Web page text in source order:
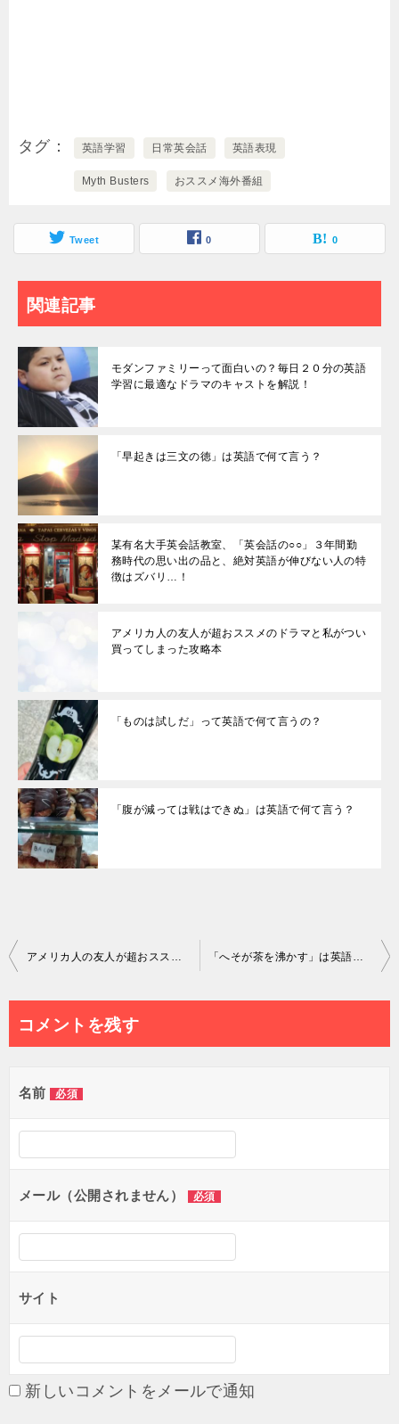
タグ 英語学習 日常英会話 英語表現
Myth Busters おススメ海外番組
Tweet 0 0
関連記事
モダンファミリーって面白いの？毎日２０分の英語
学習に最適なドラマのキャストを解説！
「早起きは三文の徳」は英語で何て言う？
某有名大手英会話教室、「英会話の○○」３年間勤
務時代の思い出の品と、絶対英語が伸びない人の特
徴はズバリ…！
アメリカ人の友人が超おススメのドラマと私がつい
買ってしまった攻略本
「ものは試しだ」って英語で何て言うの？
「腹が減っては戦はできぬ」は英語で何て言う？
投
ナ
ビ
ゲ
アメリカ人の友人が超おススメのドラマと私がつい買ってしまった攻略本 「へそが茶を沸かす」は英語で何て言う？
コメントを残す
名前 必須
メール（公開されません） 必須
サイト
新しいコメントをメールで通知